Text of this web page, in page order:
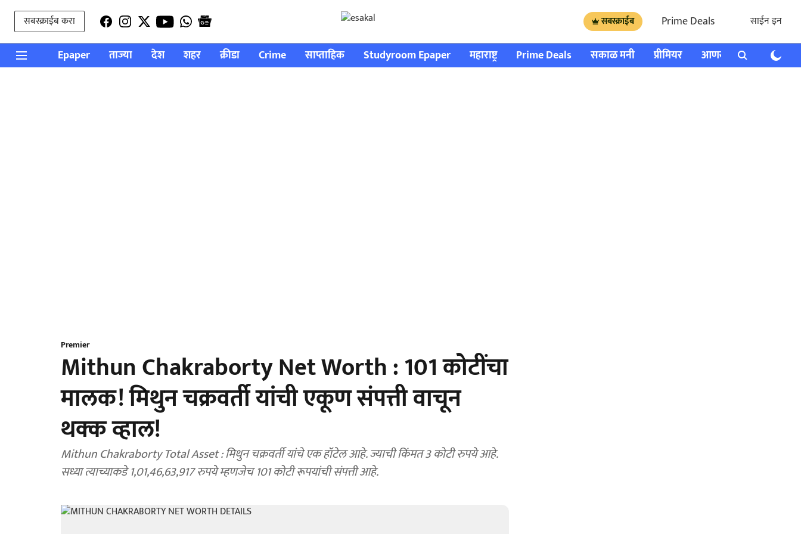
सबस्क्राईब करा सबस्क्राईब Prime Deals साईन इन
Epaper ताज्या देश शहर क्रीडा Crime साप्ताहिक Studyroom Epaper महाराष्ट्र Prime Deals सकाळ मनी प्रीमियर आणखी राशी भविष्य
Premier
Mithun Chakraborty Net Worth : 101 कोटींचा
मालक! मिथुन चक्रवर्ती यांची एकूण संपत्ती वाचून
थक्क व्हाल!
Mithun Chakraborty Total Asset : मिथुन चक्रवर्ती यांचे एक हॉटेल आहे. ज्याची किंमत 3 कोटी रुपये आहे.
सध्या त्याच्याकडे 1,01,46,63,917 रुपये म्हणजेच 101 कोटी रूपयांची संपत्ती आहे.